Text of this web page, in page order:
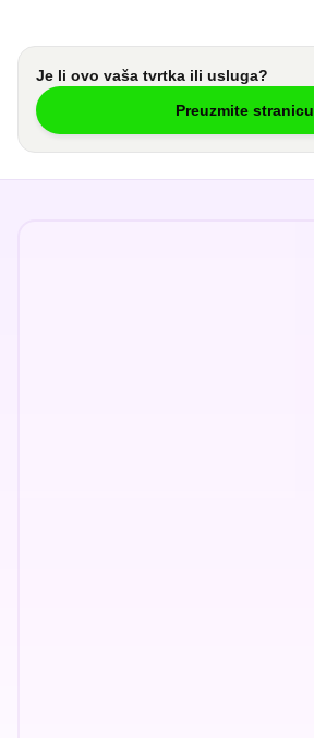
Je li ovo vaša tvrtka ili usluga?
Preuzmite stranicu